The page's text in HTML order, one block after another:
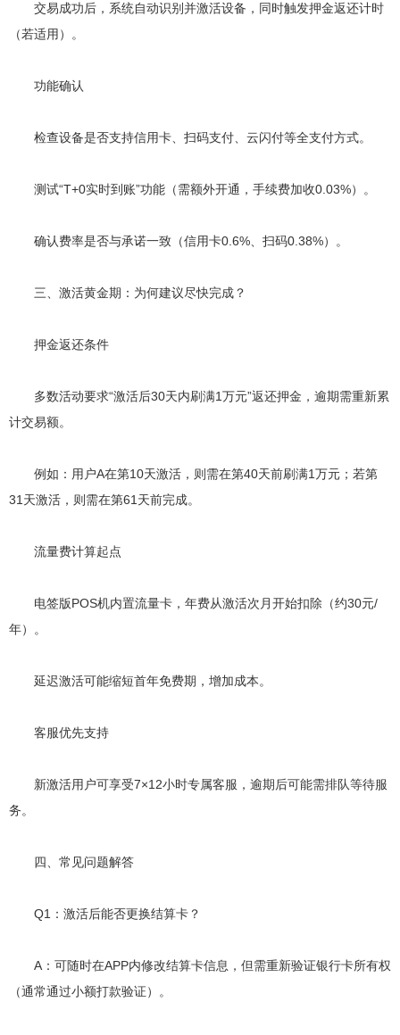
交易成功后，系统自动识别并激活设备，同时触发押金返还计时
（若适用）。
功能确认
检查设备是否支持信用卡、扫码支付、云闪付等全支付方式。
测试“T+0实时到账”功能（需额外开通，手续费加收0.03%）。
确认费率是否与承诺一致（信用卡0.6%、扫码0.38%）。
三、激活黄金期：为何建议尽快完成？
押金返还条件
多数活动要求“激活后30天内刷满1万元”返还押金，逾期需重新累
计交易额。
例如：用户A在第10天激活，则需在第40天前刷满1万元；若第
31天激活，则需在第61天前完成。
流量费计算起点
电签版POS机内置流量卡，年费从激活次月开始扣除（约30元/
年）。
延迟激活可能缩短首年免费期，增加成本。
客服优先支持
新激活用户可享受7×12小时专属客服，逾期后可能需排队等待服
务。
四、常见问题解答
Q1：激活后能否更换结算卡？
A：可随时在APP内修改结算卡信息，但需重新验证银行卡所有权
（通常通过小额打款验证）。